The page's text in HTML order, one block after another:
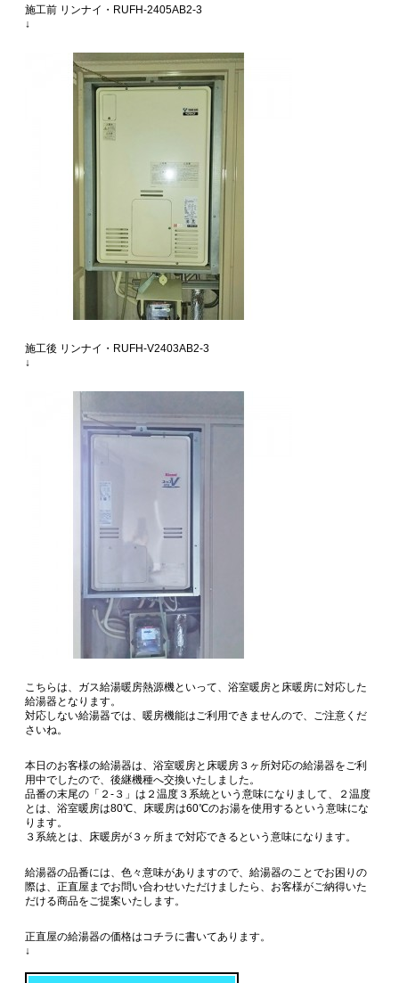
施工前 リンナイ・RUFH-2405AB2-3
↓
施工後 リンナイ・RUFH-V2403AB2-3
↓
こちらは、ガス給湯暖房熱源機といって、浴室暖房と床暖房に対応した
給湯器となります。
対応しない給湯器では、暖房機能はご利用できませんので、ご注意くだ
さいね。
本日のお客様の給湯器は、浴室暖房と床暖房３ヶ所対応の給湯器をご利
用中でしたので、後継機種へ交換いたしました。
品番の末尾の「２-３」は２温度３系統という意味になりまして、２温度
とは、浴室暖房は80℃、床暖房は60℃のお湯を使用するという意味にな
ります。
３系統とは、床暖房が３ヶ所まで対応できるという意味になります。
給湯器の品番には、色々意味がありますので、給湯器のことでお困りの
際は、正直屋までお問い合わせいただけましたら、お客様がご納得いた
だける商品をご提案いたします。
正直屋の給湯器の価格はコチラに書いてあります。
↓